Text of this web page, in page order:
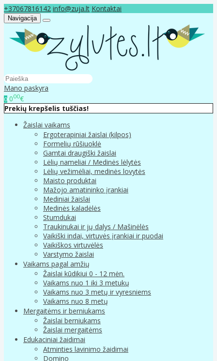
+37067816142 info@zuja.lt Kontaktai
Navigacija
Mano paskyra
0 000€
Prekių krepšelis tuščias!
Žaislai vaikams
Ergoterapiniai žaislai (kilpos)
Formelių rūšiuoklė
Gamtai draugiški žaislai
Lėlių nameliai / Medinės lėlytės
Lėlių vežimėliai, medinės lovytės
Maisto produktai
Mažojo amatininko įrankiai
Mediniai žaislai
Medinės kaladėlės
Stumdukai
Traukinukai ir jų dalys / Mašinėlės
Vaikiški indai, virtuvės įrankiai ir puodai
Vaikiškos virtuvėlės
Varstymo žaislai
Vaikams pagal amžių
Žaislai kūdikiui 0 - 12 mėn.
Vaikams nuo 1 iki 3 metukų
Vaikams nuo 3 metų ir vyresniems
Vaikams nuo 8 metų
Mergaitėms ir berniukams
Žaislai berniukams
Žaislai mergaitėms
Edukaciniai žaidimai
Atminties lavinimo žaidimai
Domino